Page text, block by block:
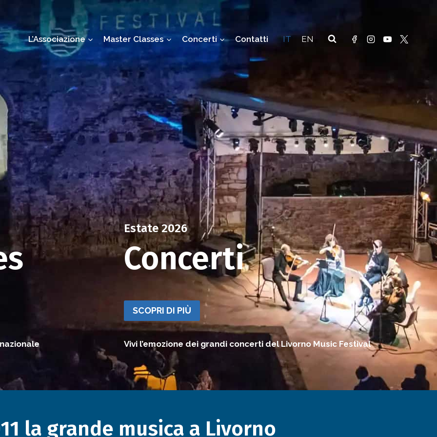
L’Associazione Master Classes Concerti Contatti IT EN
Estate 2026
Concerti
SCOPRI DI PIÙ
Vivi l’emozione dei grandi concerti del Livorno Music Festival
la grande musica a Livorno